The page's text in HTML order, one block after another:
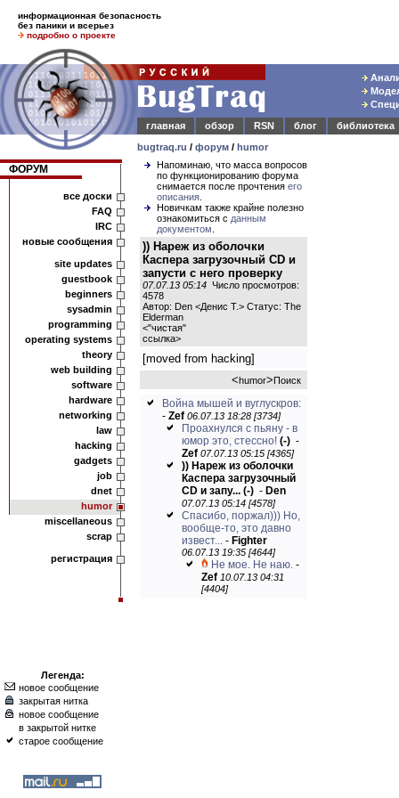
информационная безопасность
без паники и всерьез
подробно о проекте
главная
обзор RSN блог
библиотека
bugtraq.ru / форум / humor
ФОРУМ
все доски
FAQ
IRC
новые сообщения
site updates
guestbook
beginners
sysadmin
programming
operating systems
theory
web building
software
hardware
networking
law
hacking
gadgets
job
dnet
humor
miscellaneous
scrap
регистрация
Легенда:
новое сообщение
закрытая нитка
новое сообщение
в закрытой нитке
старое сообщение
Напоминаю, что масса вопросов
по функционированию форума
снимается после прочтения его
описания
Новичкам также крайне полезно
ознакомиться с данным
документом
)) Нареж из оболочки
Каспера загрузочный CD и
запусти с него проверку
07.07.13 05:14 Число просмотров:
4578
Автор: Den <Денис Т.> Статус: The
Elderman
<"чистая"
ссылка>
[moved from hacking]
<humor>Поиск
Война мышей и вуглускров:
- Zef 06.07.13 18:28 [3734]
Проахнулся с пьяну - в
юмор это, стессно! (-) -
Zef 07.07.13 05:15 [4365]
)) Нареж из оболочки
Каспера загрузочный
CD и запу... (-) - Den
07.07.13 05:14 [4578]
Спасибо, поржал))) Но,
вообще-то, это давно
извест... - Fighter
06.07.13 19:35 [4644]
Не мое. Не наю. -
Zef 10.07.13 04:31
[4404]